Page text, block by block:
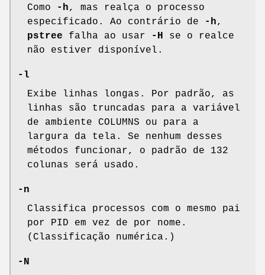
Como
-h, mas realça o processo
especificado. Ao contrário de
-h,
pstree falha ao usar -H se o realce
não estiver disponível.
-l
Exibe linhas longas. Por padrão, as
linhas são truncadas para a variável
de ambiente COLUMNS ou para a
largura da tela. Se nenhum desses
métodos funcionar, o padrão de 132
colunas será usado.
-n
Classifica processos com o mesmo pai
por PID em vez de por nome.
(Classificação numérica.)
-N